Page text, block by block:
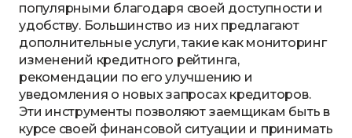
популярными благодаря своей доступности и
удобству. Большинство из них предлагают
дополнительные услуги, такие как мониторинг
изменений кредитного рейтинга,
рекомендации по его улучшению и
уведомления о новых запросах кредиторов.
Эти инструменты позволяют заемщикам быть в
курсе своей финансовой ситуации и принимать